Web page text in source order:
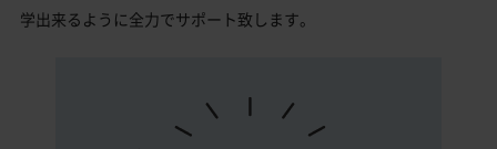
学出来るように全力でサポート致します。